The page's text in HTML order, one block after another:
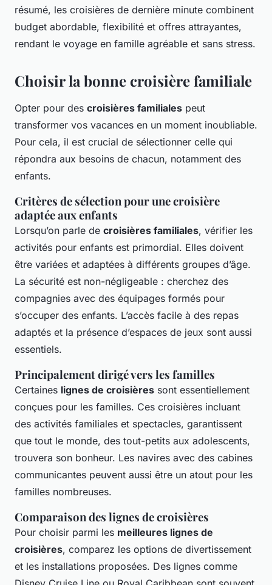
résumé, les croisières de dernière minute combinent
budget abordable, flexibilité et offres attrayantes,
rendant le voyage en famille agréable et sans stress.
Choisir la bonne croisière familiale
Opter pour des croisières familiales peut
transformer vos vacances en un moment inoubliable.
Pour cela, il est crucial de sélectionner celle qui
répondra aux besoins de chacun, notamment des
enfants.
Critères de sélection pour une croisière
adaptée aux enfants
Lorsqu’on parle de croisières familiales, vérifier les
activités pour enfants est primordial. Elles doivent
être variées et adaptées à différents groupes d’âge.
La sécurité est non-négligeable : cherchez des
compagnies avec des équipages formés pour
s’occuper des enfants. L’accès facile à des repas
adaptés et la présence d’espaces de jeux sont aussi
essentiels.
Principalement dirigé vers les familles
Certaines lignes de croisières sont essentiellement
conçues pour les familles. Ces croisières incluant
des activités familiales et spectacles, garantissent
que tout le monde, des tout-petits aux adolescents,
trouvera son bonheur. Les navires avec des cabines
communicantes peuvent aussi être un atout pour les
familles nombreuses.
Comparaison des lignes de croisières
Pour choisir parmi les meilleures lignes de
croisières, comparez les options de divertissement
et les installations proposées. Des lignes comme